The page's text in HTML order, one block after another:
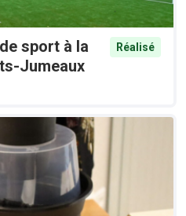
sport à la
Jumeaux
Réalisé